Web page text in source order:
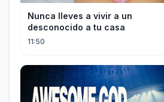
Nunca lleves a vivir a un
desconocido a tu casa
11:50